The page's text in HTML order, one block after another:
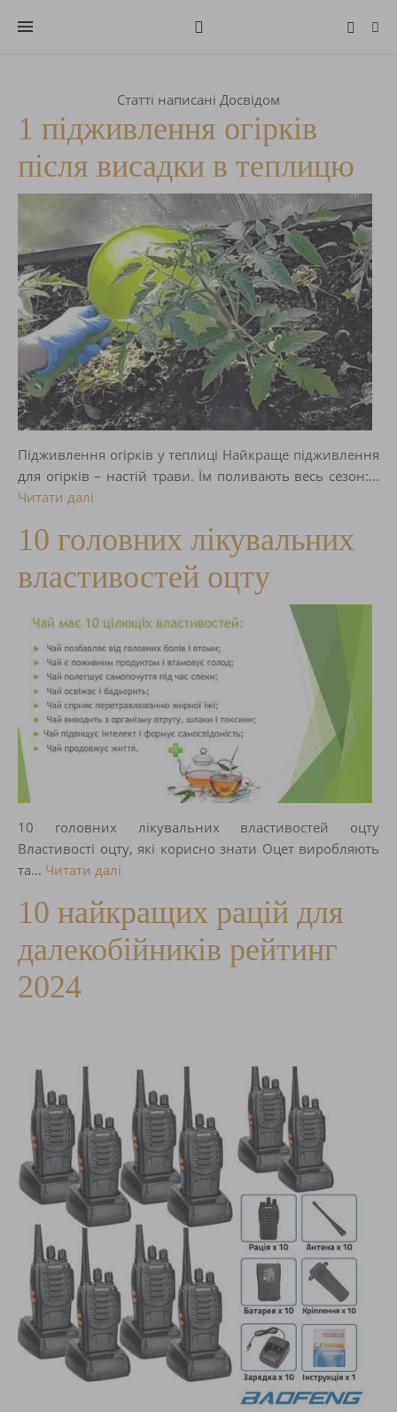
Статті написані Досвідом
1 підживлення огірків
після висадки в теплицю
Підживлення огірків у теплиці Найкраще підживлення
для огірків – настій трави. Їм поливають весь сезон:...
Читати далі
10 головних лікувальних
властивостей оцту
10 головних лікувальних властивостей оцту
Властивості оцту, які корисно знати Оцет виробляють
та... Читати далі
10 найкращих рацій для
далекобійників рейтинг
2024